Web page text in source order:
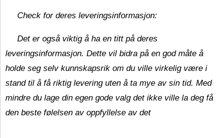
Check for deres leveringsinformasjon:
Det er også viktig å ha en titt på deres
leveringsinformasjon. Dette vil bidra på en god måte å
holde seg selv kunnskapsrik om du ville virkelig være i
stand til å få riktig levering uten å ta mye av sin tid. Med
mindre du lage din egen gode valg det ikke ville la deg få
den beste følelsen av oppfyllelse av det